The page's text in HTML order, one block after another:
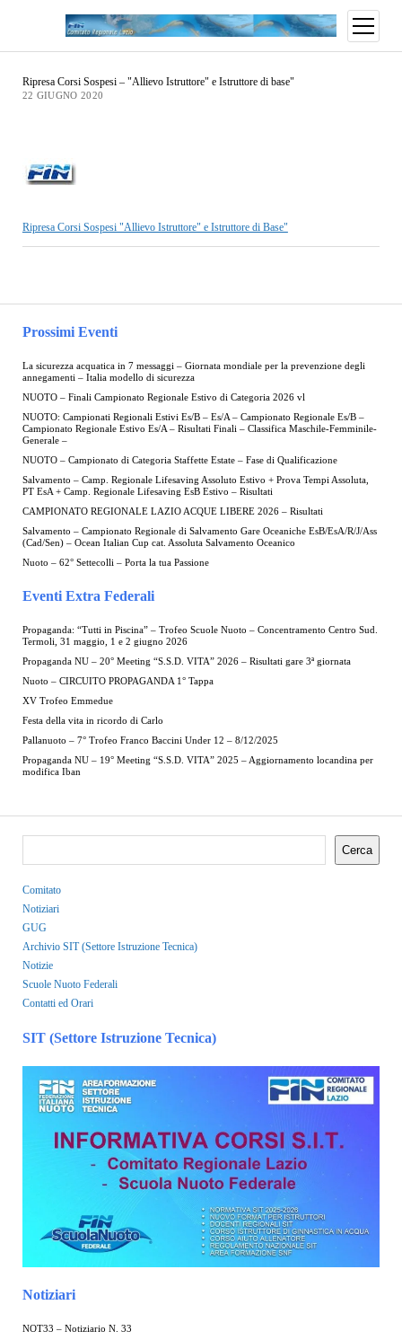
Prossimi Eventi
La sicurezza acquatica in 7 messaggi – Giornata mondiale per la prevenzione degli
annegamenti – Italia modello di sicurezza
NUOTO – Finali Campionato Regionale Estivo di Categoria 2026 vl
NUOTO: Campionati Regionali Estivi Es/B – Es/A – Campionato Regionale Es/B –
Campionato Regionale Estivo Es/A – Risultati Finali – Classifica Maschile-Femminile-
Generale –
NUOTO – Campionato di Categoria Staffette Estate – Fase di Qualificazione
Salvamento – Camp. Regionale Lifesaving Assoluto Estivo + Prova Tempi Assoluta,
PT EsA + Camp. Regionale Lifesaving EsB Estivo – Risultati
CAMPIONATO REGIONALE LAZIO ACQUE LIBERE 2026 – Risultati
Salvamento – Campionato Regionale di Salvamento Gare Oceaniche EsB/EsA/R/J/Ass
(Cad/Sen) – Ocean Italian Cup cat. Assoluta Salvamento Oceanico
Nuoto – 62° Settecolli – Porta la tua Passione
Eventi Extra Federali
Propaganda: “Tutti in Piscina” – Trofeo Scuole Nuoto – Concentramento Centro Sud.
Termoli, 31 maggio, 1 e 2 giugno 2026
Propaganda NU – 20° Meeting “S.S.D. VITA” 2026 – Risultati gare 3ª giornata
Nuoto – CIRCUITO PROPAGANDA 1° Tappa
XV Trofeo Emmedue
Festa della vita in ricordo di Carlo
Pallanuoto – 7° Trofeo Franco Baccini Under 12 – 8/12/2025
Propaganda NU – 19° Meeting “S.S.D. VITA” 2025 – Aggiornamento locandina per
modifica Iban
Ripresa Corsi Sospesi – "Allievo Istruttore" e Istruttore di base"
22 GIUGNO 2020
Ripresa Corsi Sospesi "Allievo Istruttore" e Istruttore di Base"
Cerca
Comitato
Notiziari
GUG
Archivio SIT (Settore Istruzione Tecnica)
Notizie
Scuole Nuoto Federali
Contatti ed Orari
SIT (Settore Istruzione Tecnica)
Notiziari
NOT33 – Notiziario N. 33